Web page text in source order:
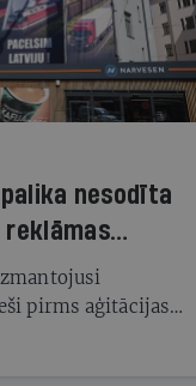
nesodīta
pirms aģitācijas
kas